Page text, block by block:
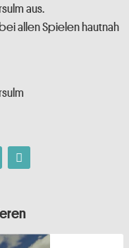
aus.
allen Spielen hautnah